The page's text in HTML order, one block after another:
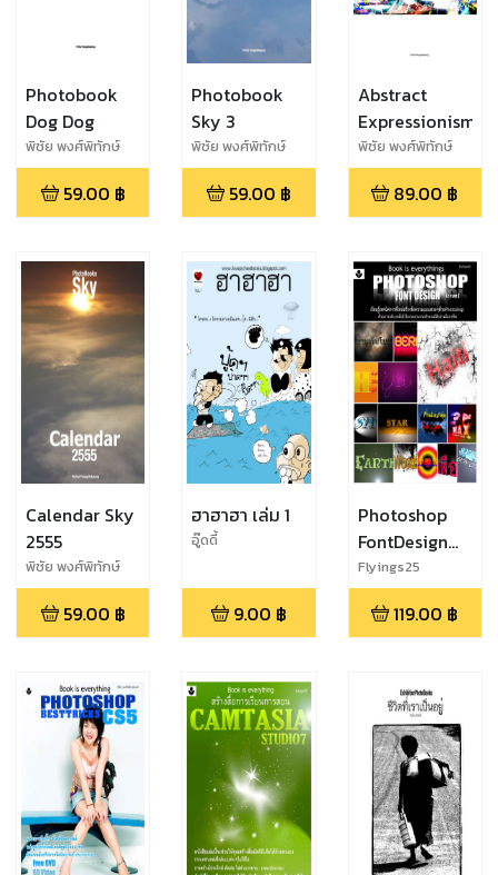
Photobook
Dog Dog
พิชัย พงศ์พิทักษ์
พงศ์
59.00 ฿
Photobook
Sky 3
พิชัย พงศ์พิทักษ์
พงศ์
59.00 ฿
Abstract
Expressionism
พิชัย พงศ์พิทักษ์
พงศ์
89.00 ฿
Calendar Sky
2555
พิชัย พงศ์พิทักษ์
พงศ์
59.00 ฿
ฮาฮาฮา เล่ม 1
อู๊ดดี้
9.00 ฿
Photoshop
FontDesign
Vol.1
Flyings25
119.00 ฿